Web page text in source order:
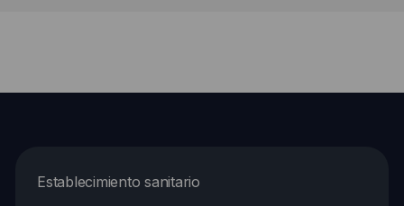
Establecimiento sanitario